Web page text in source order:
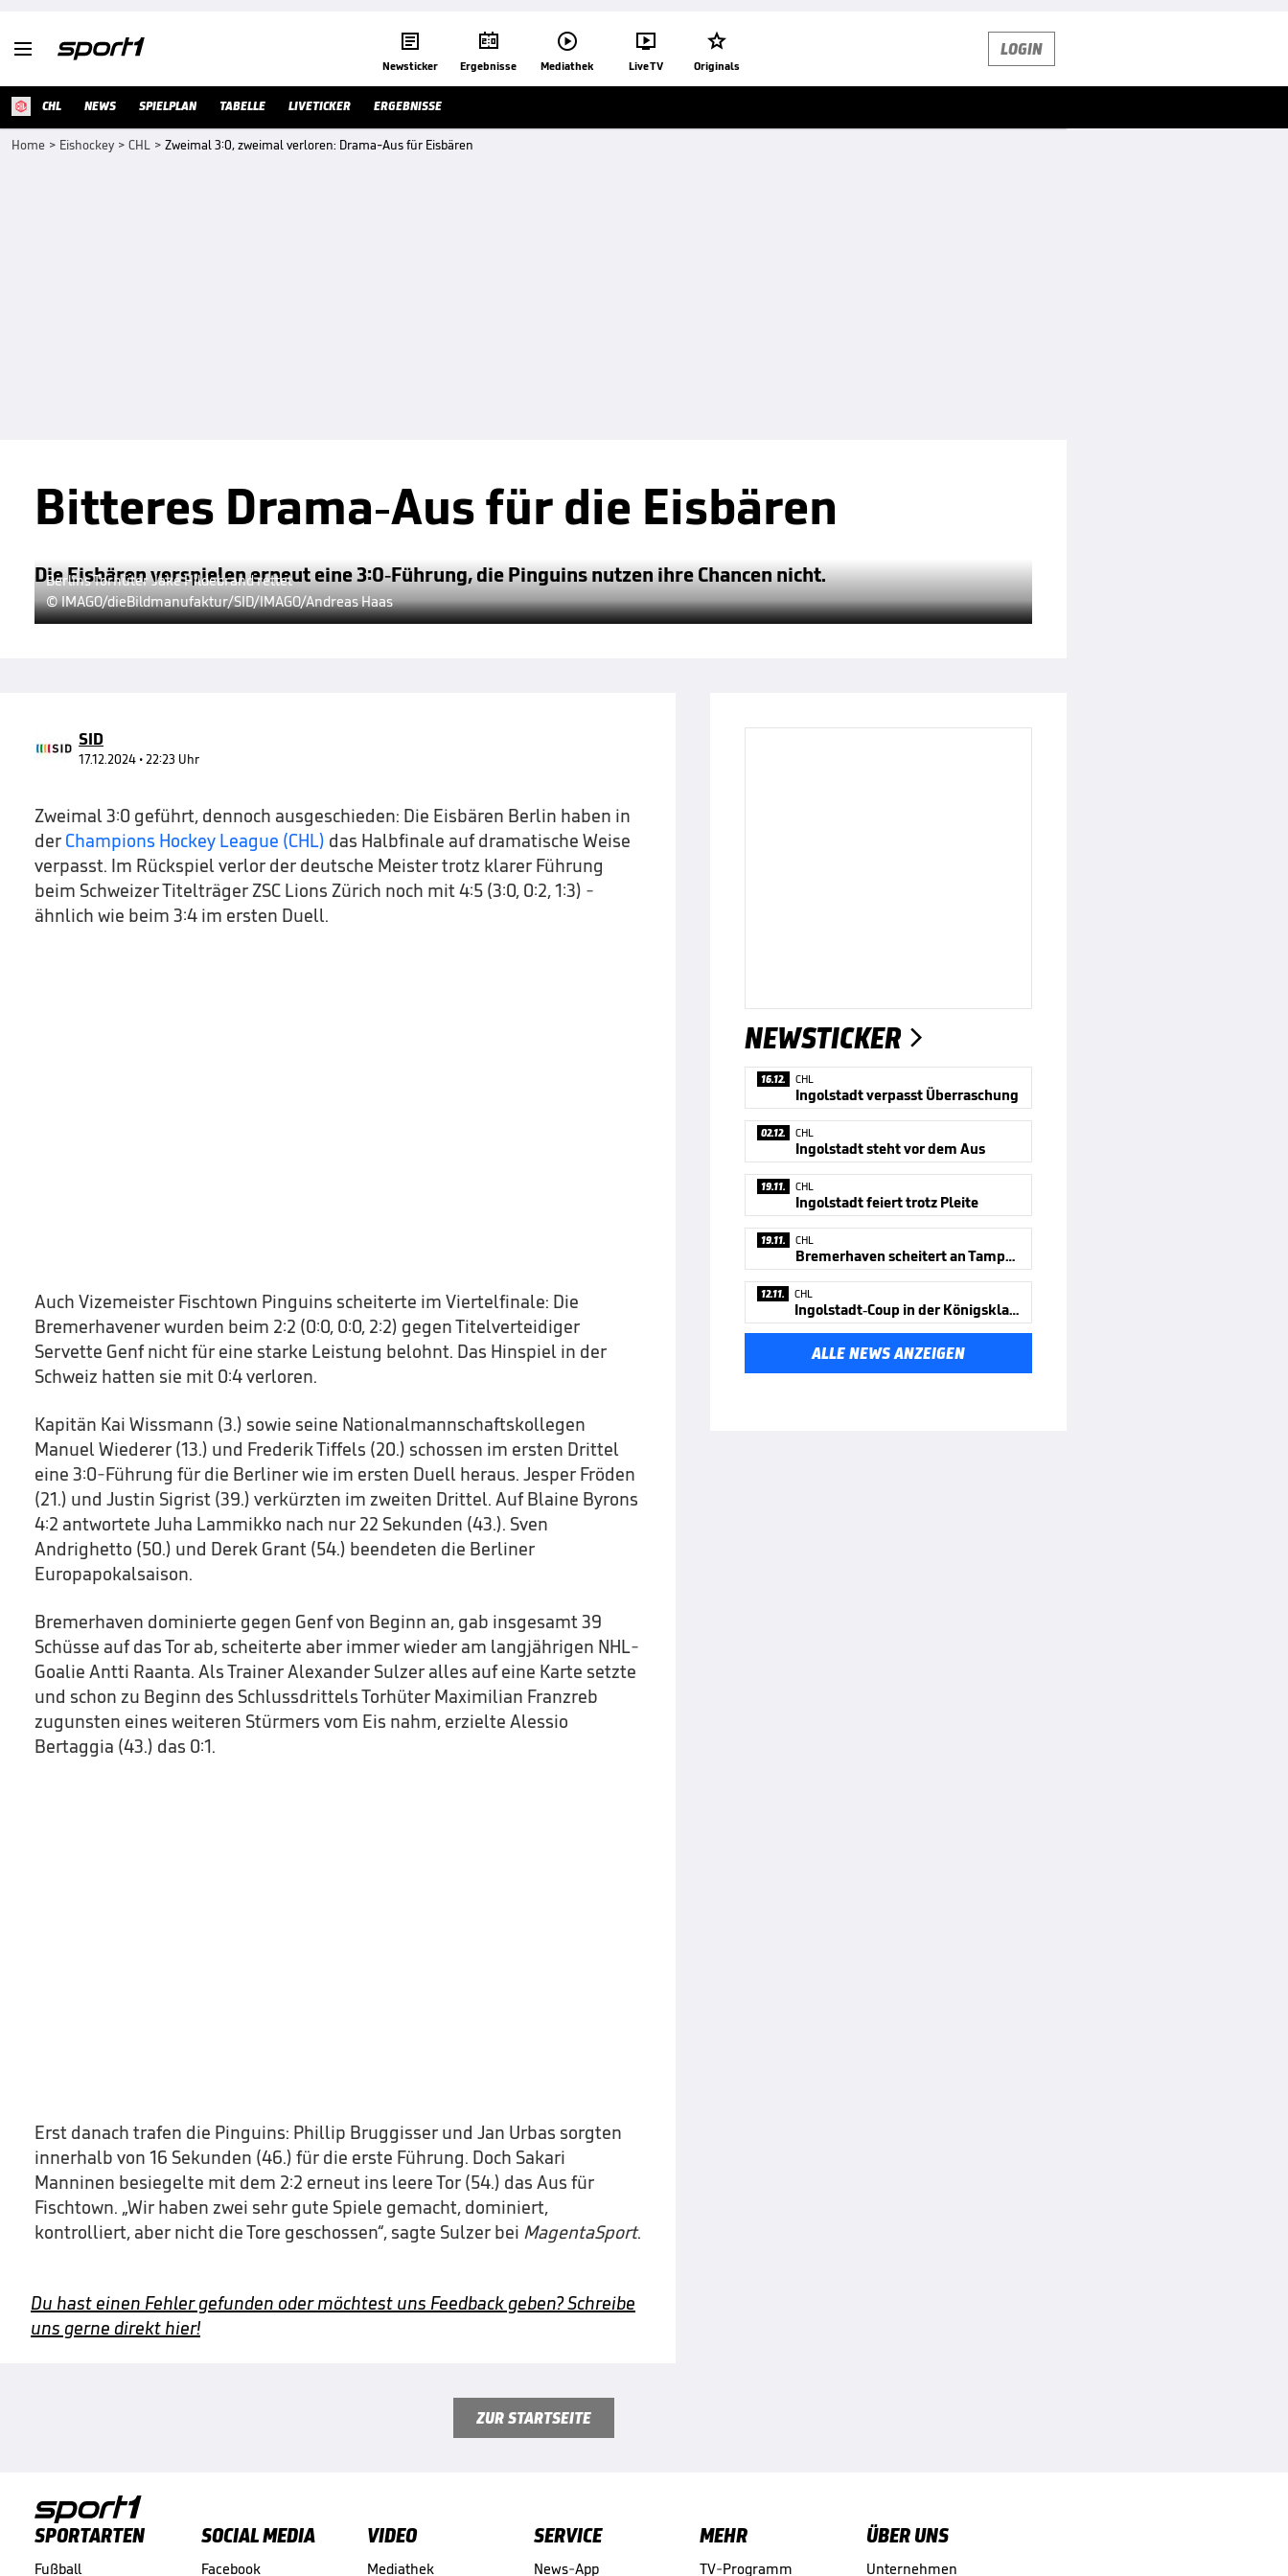
 
Newsticker

Ergebnisse

Mediathek

Live TV

Originals
LOGIN
CHL NEWS SPIELPLAN TABELLE LIVETICKER ERGEBNISSE
Home > Eishockey > CHL > Zweimal 3:0, zweimal verloren: Drama-Aus für Eisbären
Bitteres Drama-Aus für die Eisbären
Die Eisbären verspielen erneut eine 3:0-Führung, die Pinguins nutzen ihre Chancen nicht.
Berlins Torhüter Jake Hildebrand rettet
© IMAGO/dieBildmanufaktur/SID/IMAGO/Andreas Haas
SID
17.12.2024 • 22:23 Uhr
Zweimal 3:0 geführt, dennoch ausgeschieden: Die Eisbären Berlin haben in
der Champions Hockey League (CHL) das Halbfinale auf dramatische Weise
verpasst. Im Rückspiel verlor der deutsche Meister trotz klarer Führung
beim Schweizer Titelträger ZSC Lions Zürich noch mit 4:5 (3:0, 0:2, 1:3) -
ähnlich wie beim 3:4 im ersten Duell.
Auch Vizemeister Fischtown Pinguins scheiterte im Viertelfinale: Die
Bremerhavener wurden beim 2:2 (0:0, 0:0, 2:2) gegen Titelverteidiger
Servette Genf nicht für eine starke Leistung belohnt. Das Hinspiel in der
Schweiz hatten sie mit 0:4 verloren.
Kapitän Kai Wissmann (3.) sowie seine Nationalmannschaftskollegen
Manuel Wiederer (13.) und Frederik Tiffels (20.) schossen im ersten Drittel
eine 3:0-Führung für die Berliner wie im ersten Duell heraus. Jesper Fröden
(21.) und Justin Sigrist (39.) verkürzten im zweiten Drittel. Auf Blaine Byrons
4:2 antwortete Juha Lammikko nach nur 22 Sekunden (43.). Sven
Andrighetto (50.) und Derek Grant (54.) beendeten die Berliner
Europapokalsaison.
Bremerhaven dominierte gegen Genf von Beginn an, gab insgesamt 39
Schüsse auf das Tor ab, scheiterte aber immer wieder am langjährigen NHL-
Goalie Antti Raanta. Als Trainer Alexander Sulzer alles auf eine Karte setzte
und schon zu Beginn des Schlussdrittels Torhüter Maximilian Franzreb
zugunsten eines weiteren Stürmers vom Eis nahm, erzielte Alessio
Bertaggia (43.) das 0:1.
Erst danach trafen die Pinguins: Phillip Bruggisser und Jan Urbas sorgten
innerhalb von 16 Sekunden (46.) für die erste Führung. Doch Sakari
Manninen besiegelte mit dem 2:2 erneut ins leere Tor (54.) das Aus für
Fischtown. „Wir haben zwei sehr gute Spiele gemacht, dominiert,
kontrolliert, aber nicht die Tore geschossen“, sagte Sulzer bei MagentaSport.
Du hast einen Fehler gefunden oder möchtest uns Feedback geben? Schreibe
uns gerne direkt hier!
NEWSTICKER 
16.12. CHL
Ingolstadt verpasst Überraschung
02.12. CHL
Ingolstadt steht vor dem Aus
19.11. CHL
Ingolstadt feiert trotz Pleite
19.11. CHL
Bremerhaven scheitert an Tampere
12.11. CHL
Ingolstadt-Coup in der Königsklasse
ALLE NEWS ANZEIGEN
ZUR STARTSEITE
SPORTARTEN
Fußball
SOCIAL MEDIA
Facebook
VIDEO
Mediathek
SERVICE
News-App
MEHR
TV-Programm
ÜBER UNS
Unternehmen